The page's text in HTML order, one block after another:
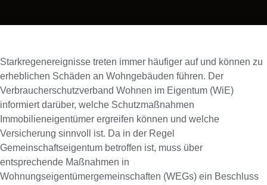
Starkregenereignisse treten immer häufiger auf und können zu
erheblichen Schäden an Wohngebäuden führen. Der
Verbraucherschutzverband Wohnen im Eigentum (WiE)
informiert darüber, welche Schutzmaßnahmen
Immobilieneigentümer ergreifen können und welche
Versicherung sinnvoll ist. Da in der Regel
Gemeinschaftseigentum betroffen ist, muss über
entsprechende Maßnahmen in
Wohnungseigentümergemeinschaften (WEGs) ein Beschluss